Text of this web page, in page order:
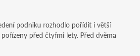
podniku rozhodlo pořídit i větší
před čtyřmi lety. Před dvěma